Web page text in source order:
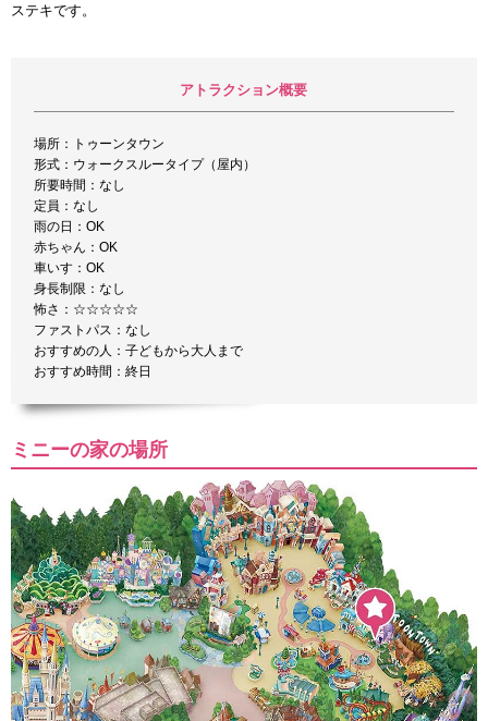
ステキです。
アトラクション概要
場所：トゥーンタウン
形式：ウォークスルータイプ（屋内）
所要時間：なし
定員：なし
雨の日：OK
赤ちゃん：OK
車いす：OK
身長制限：なし
怖さ：☆☆☆☆☆
ファストパス：なし
おすすめの人：子どもから大人まで
おすすめ時間：終日
ミニーの家の場所